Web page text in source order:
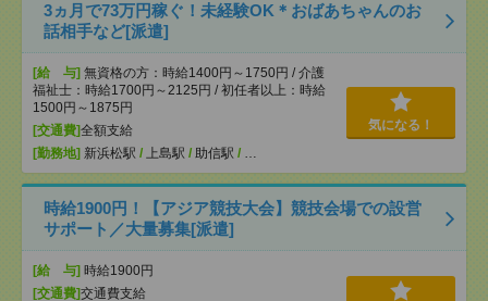
3ヵ月で73万円稼ぐ！未経験OK＊おばあちゃんのお
話相手など[派遣]
[給 与] 無資格の方：時給1400円～1750円 / 介護
福祉士：時給1700円～2125円 / 初任者以上：時給
1500円～1875円
[交通費]全額支給
[勤務地] 新浜松駅 / 上島駅 / 助信駅 / …
気になる！
時給1900円！【アジア競技大会】競技会場での設営
サポート／大量募集[派遣]
[給 与] 時給1900円
[交通費]交通費支給